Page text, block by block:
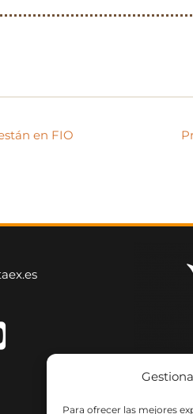
Para ofrecer las mejores
en FIO